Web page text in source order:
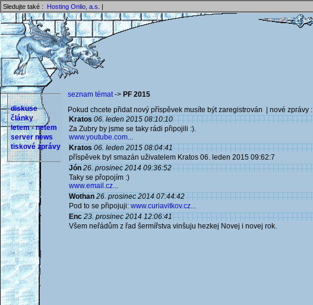
Sledujte také : Hosting Onlio, a.s. |
diskuse
články
letem - netem
server news
tiskové zprávy
seznam témat-> PF 2015
Pokud chcete přidat nový příspěvek musíte být zaregistrován | nové zprávy :
Kratos 06. leden 2015 08:10:10
Za Zubry by jsme se taky rádi připojili :).
www.youtube.com...
Kratos 06. leden 2015 08:04:41
příspěvek byl smazán uživatelem Kratos 06. leden 2015 09:62:7
Jón 26. prosinec 2014 09:36:52
Taky se přopojím :)
www.email.cz...
Wothan 26. prosinec 2014 07:44:42
Pod to se připojuji: www.curiavitkov.cz...
Enc 23. prosinec 2014 12:06:41
Všem neřádům z řad šermířstva vinšuju hezkej Novej i novej rok.